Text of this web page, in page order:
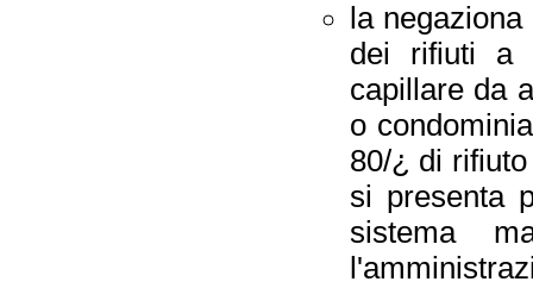
la
dei rifiuti a
capillare da
o
80/¿ di
si presenta
sistema